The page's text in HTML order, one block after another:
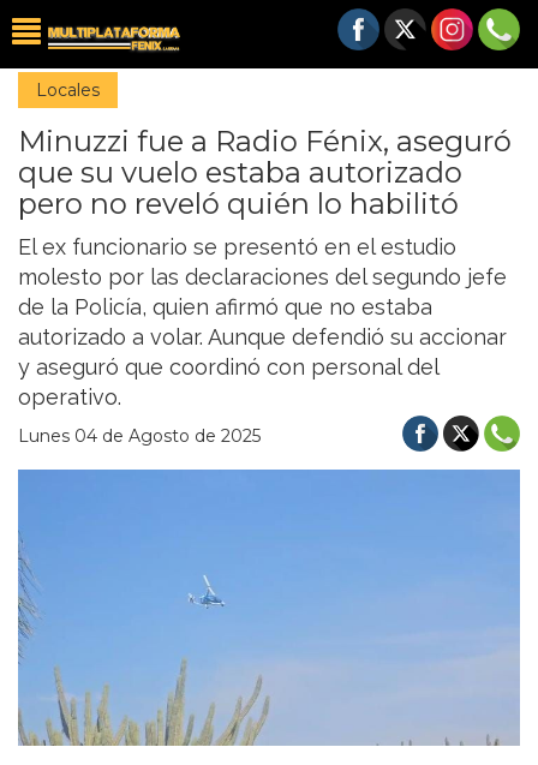
Locales
Minuzzi fue a Radio Fénix, aseguró
que su vuelo estaba autorizado
pero no reveló quién lo habilitó
El ex funcionario se presentó en el estudio
molesto por las declaraciones del segundo jefe
de la Policía, quien afirmó que no estaba
autorizado a volar. Aunque defendió su accionar
y aseguró que coordinó con personal del
operativo.
Lunes 04 de Agosto de 2025